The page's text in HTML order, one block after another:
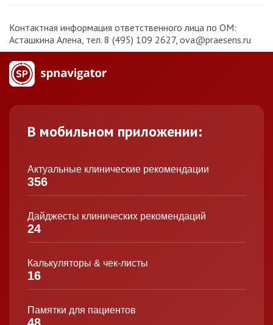
Контактная информация ответственного лица по ОМ:
Асташкина Алена, тел. 8 (495) 109 2627, ova@praesens.ru
В мобильном приложении:
Актуальные клинические рекомендации
356
Дайджесты клинических рекомендаций
24
Калькуляторы & чек-листы
16
Памятки для пациентов